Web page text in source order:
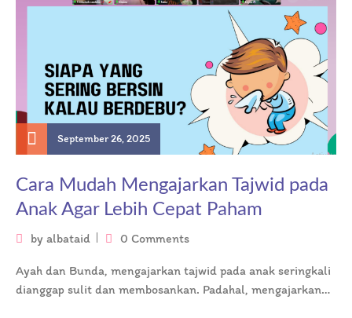
September 26, 2025
Cara Mudah Mengajarkan Tajwid pada
Anak Agar Lebih Cepat Paham
by albataid 0 Comments
Ayah dan Bunda, mengajarkan tajwid pada anak seringkali
dianggap sulit dan membosankan. Padahal, mengajarkan